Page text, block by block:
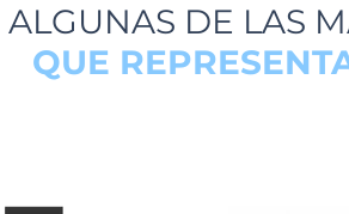
ALGUNAS DE LAS
QUE